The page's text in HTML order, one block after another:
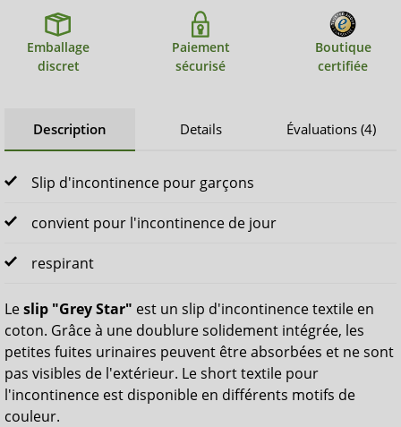
Emballage
discret
Paiement
sécurisé
Boutique
certifiée
Description Details Évaluations (4)
Slip d'incontinence pour garçons
convient pour l'incontinence de jour
respirant
Leslip "Grey Star" est un slip d'incontinence textile en
coton. Grâce à une doublure solidement intégrée, les
petites fuites urinaires peuvent être absorbées et ne sont
pas visibles de l'extérieur. Le short textile pour
l'incontinence est disponible en différents motifs de
couleur.